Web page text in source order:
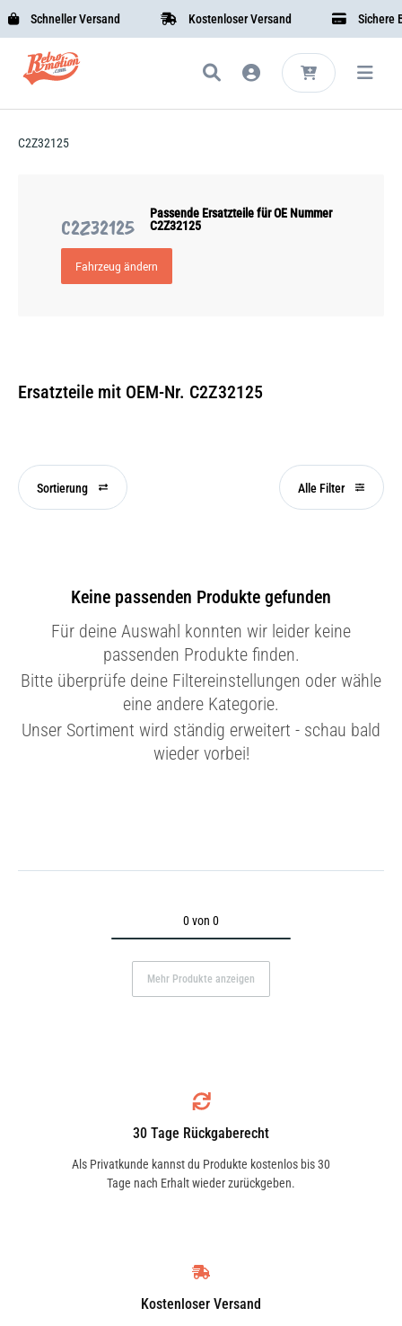
Schneller Versand Kostenloser Versand Sichere
C2Z32125
C2Z32125
Passende Ersatzteile für OE Nummer
C2Z32125
Fahrzeug ändern
Ersatzteile mit OEM-Nr. C2Z32125
Sortierung Alle Filter
Keine passenden Produkte gefunden
Für deine Auswahl konnten wir leider keine
passenden Produkte finden.
Bitte überprüfe deine Filtereinstellungen oder wähle
eine andere Kategorie.
Unser Sortiment wird ständig erweitert - schau bald
wieder vorbei!
0 von 0
Mehr Produkte anzeigen
30 Tage Rückgaberecht
Als Privatkunde kannst du Produkte kostenlos bis 30
Tage nach Erhalt wieder zurückgeben.
Kostenloser Versand